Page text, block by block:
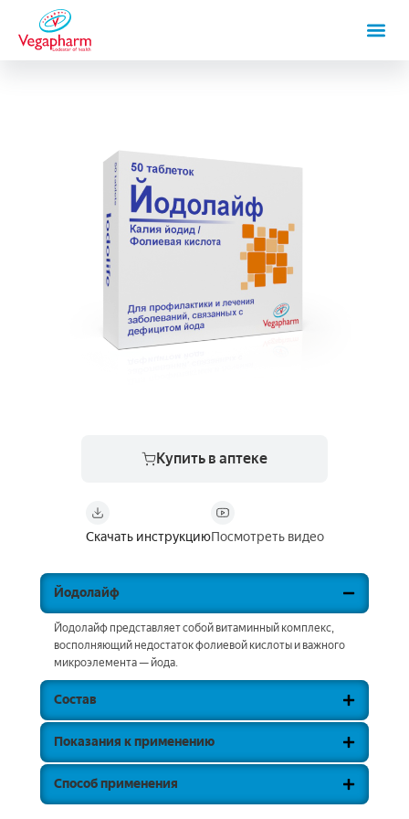
Купить в аптеке
Скачать инструкциюПосмотреть видео
Йодолайф
Йодолайф представляет собой витаминный комплекс,
восполняющий недостаток фолиевой кислоты и важного
микроэлемента — йода.
Состав
Показания к применению
Способ применения